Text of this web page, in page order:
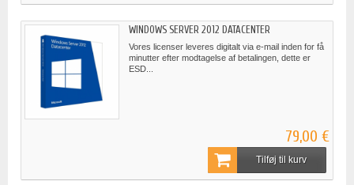
WINDOWS SERVER 2012 DATACENTER
Vores licenser leveres digitalt via e-mail inden for få
minutter efter modtagelse af betalingen, dette er
ESD...
79,00 €
Tilføj til kurv